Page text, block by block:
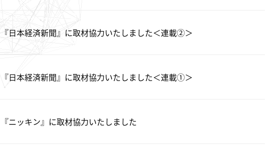
『日本経済新聞』に取材協力いたしました＜連載②＞
『日本経済新聞』に取材協力いたしました＜連載①＞
『ニッキン』に取材協力いたしました